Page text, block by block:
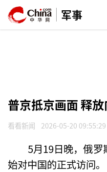
军事
普京抵京画面 释
看看新闻 2026-05-20 09:55:29
5月19日晚，俄
始对中国的正式访问。